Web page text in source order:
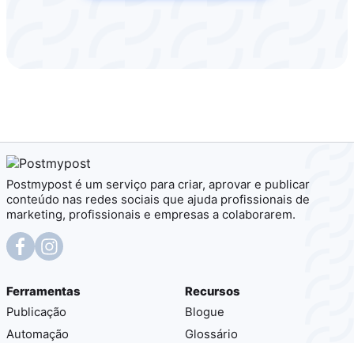
Postmypost é um serviço para criar, aprovar e publicar
conteúdo nas redes sociais que ajuda profissionais de
marketing, profissionais e empresas a colaborarem.
Ferramentas
Publicação
Automação
Recursos
Blogue
Glossário